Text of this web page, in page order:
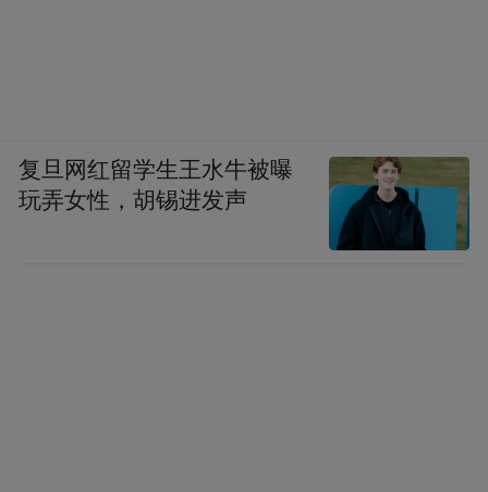
复旦网红留学生王水牛被曝
玩弄女性，胡锡进发声